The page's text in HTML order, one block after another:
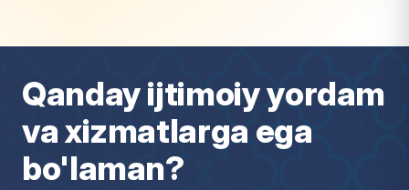
mtiy oz
Qanday ijtimoiy yordam
va xizmatlarga ega
bo'laman?